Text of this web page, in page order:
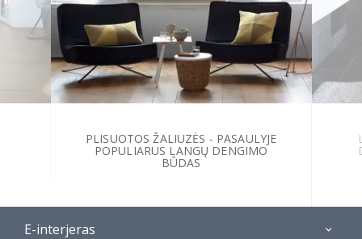
PLISUOTOS ŽALIUZĖS - PASAULYJE
POPULIARUS LANGŲ DENGIMO
BŪDAS
E-interjeras